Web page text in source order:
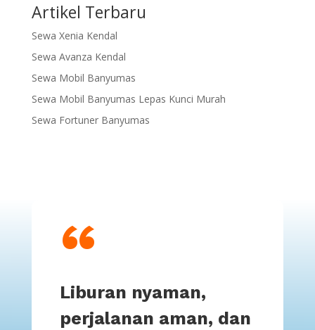
Artikel Terbaru
Sewa Xenia Kendal
Sewa Avanza Kendal
Sewa Mobil Banyumas
Sewa Mobil Banyumas Lepas Kunci Murah
Sewa Fortuner Banyumas
“
Liburan nyaman,
perjalanan aman, dan